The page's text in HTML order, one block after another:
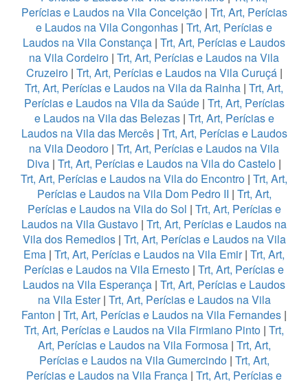
Perícias e Laudos na Vila Conceição| Trt, Art, Perícias
e Laudos na Vila Congonhas | Trt, Art, Perícias e
Laudos na Vila Constança | Trt, Art, Perícias e Laudos
na Vila Cordeiro | Trt, Art, Perícias e Laudos na Vila
Cruzeiro | Trt, Art, Perícias e Laudos na Vila Curuçá |
Trt, Art, Perícias e Laudos na Vila da Rainha | Trt, Art,
Perícias e Laudos na Vila da Saúde| Trt, Art, Perícias
e Laudos na Vila das Belezas| Trt, Art, Perícias e
Laudos na Vila das Mercês| Trt, Art, Perícias e Laudos
na Vila Deodoro | Trt, Art, Perícias e Laudos na Vila
Diva | Trt, Art, Perícias e Laudos na Vila do Castelo |
Trt, Art, Perícias e Laudos na Vila do Encontro | Trt, Art,
Perícias e Laudos na Vila Dom Pedro II | Trt, Art,
Perícias e Laudos na Vila do Sol | Trt, Art, Perícias e
Laudos na Vila Gustavo | Trt, Art, Perícias e Laudos na
Vila dos Remedios| Trt, Art, Perícias e Laudos na Vila
Ema | Trt, Art, Perícias e Laudos na Vila Emir| Trt, Art,
Perícias e Laudos na Vila Ernesto | Trt, Art, Perícias e
Laudos na Vila Esperança | Trt, Art, Perícias e Laudos
na Vila Ester| Trt, Art, Perícias e Laudos na Vila
Fanton | Trt, Art, Perícias e Laudos na Vila Fernandes |
Trt, Art, Perícias e Laudos na Vila Firmiano Pinto | Trt,
Art, Perícias e Laudos na Vila Formosa| Trt, Art,
Perícias e Laudos na Vila Gumercindo| Trt, Art,
Perícias e Laudos na Vila França | Trt, Art, Perícias e